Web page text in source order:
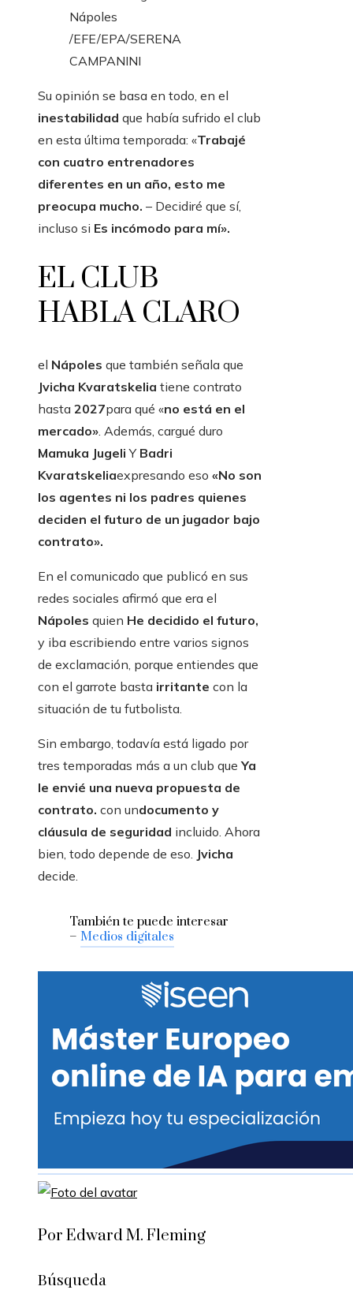
Nápoles
/EFE/EPA/SERENA
CAMPANINI
Su opinión se basa en todo, en el
inestabilidad que había sufrido el club
en esta última temporada: «Trabajé
con cuatro entrenadores
diferentes en un año, esto me
preocupa mucho. – Decidiré que sí,
incluso si Es incómodo para mí».
EL CLUB
HABLA CLARO
el Nápoles que también señala que
Jvicha Kvaratskelia tiene contrato
hasta 2027para qué «no está en el
mercado» . Además, cargué duro
Mamuka JugeliY Badri
Kvaratskeliaexpresando eso «No son
los agentes ni los padres quienes
deciden el futuro de un jugador bajo
contrato».
En el comunicado que publicó en sus
redes sociales afirmó que era el
Nápoles quien He decidido el futuro,
y iba escribiendo entre varios signos
de exclamación, porque entiendes que
con el garrote basta irritante con la
situación de tu futbolista.
Sin embargo, todavía está ligado por
tres temporadas más a un club que Ya
le envié una nueva propuesta de
contrato. con undocumento y
cláusula de seguridad incluido. Ahora
bien, todo depende de eso. Jvicha
decide.
También te puede interesar
– Medios digitales
Por Edward M. Fleming
Búsqueda